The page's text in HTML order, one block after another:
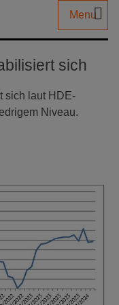
Menu
sich
sich laut HDE-
Niveau.